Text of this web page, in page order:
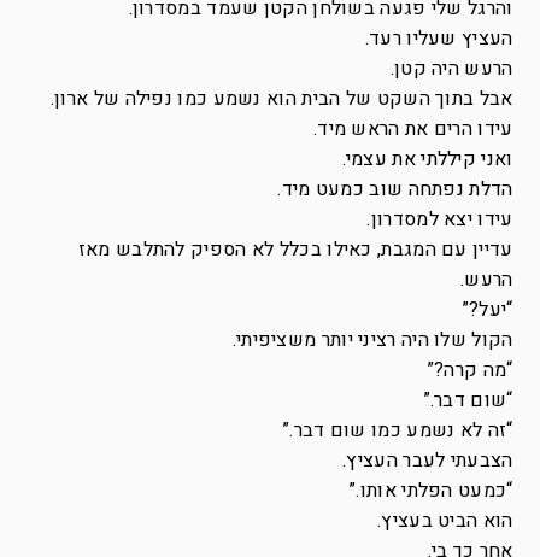
והרגל שלי פגעה בשולחן הקטן שעמד במסדרון.
העציץ שעליו רעד.
הרעש היה קטן.
אבל בתוך השקט של הבית הוא נשמע כמו נפילה של ארון.
עידו הרים את הראש מיד.
ואני קיללתי את עצמי.
הדלת נפתחה שוב כמעט מיד.
עידו יצא למסדרון.
עדיין עם המגבת, כאילו בכלל לא הספיק להתלבש מאז
הרעש.
“יעל?”
הקול שלו היה רציני יותר משציפיתי.
“מה קרה?”
“שום דבר.”
“זה לא נשמע כמו שום דבר.”
הצבעתי לעבר העציץ.
“כמעט הפלתי אותו.”
הוא הביט בעציץ.
אחר כך בי.